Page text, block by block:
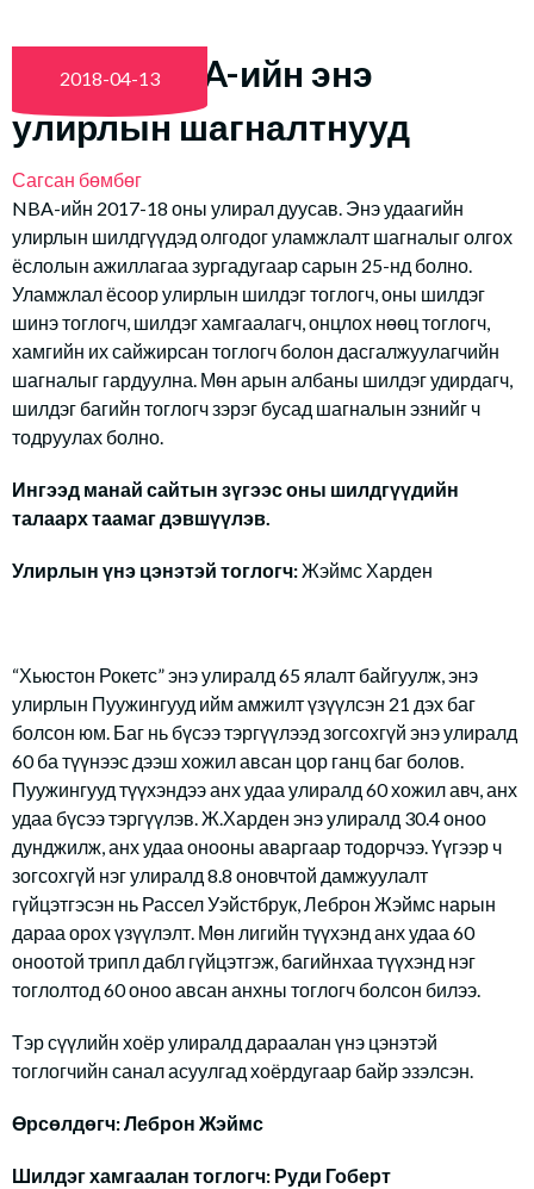
Таамаг: NBA-ийн энэ
улирлын шагналтнууд
Сагсан бөмбөг
2018-04-13
NBA-ийн 2017-18 оны улирал дуусав. Энэ удаагийн
улирлын шилдгүүдэд олгодог уламжлалт шагналыг олгох
ёслолын ажиллагаа зургадугаар сарын 25-нд болно.
Уламжлал ёсоор улирлын шилдэг тоглогч, оны шилдэг
шинэ тоглогч, шилдэг хамгаалагч, онцлох нөөц тоглогч,
хамгийн их сайжирсан тоглогч болон дасгалжуулагчийн
шагналыг гардуулна. Мөн арын албаны шилдэг удирдагч,
шилдэг багийн тоглогч зэрэг бусад шагналын эзнийг ч
тодруулах болно.
Ингээд манай сайтын зүгээс оны шилдгүүдийн
талаарх таамаг дэвшүүлэв.
Улирлын үнэ цэнэтэй тоглогч:Жэймс Харден
“Хьюстон Рокетс” энэ улиралд 65 ялалт байгуулж, энэ
улирлын Пуужингууд ийм амжилт үзүүлсэн 21 дэх баг
болсон юм. Баг нь бүсээ тэргүүлээд зогсохгүй энэ улиралд
60 ба түүнээс дээш хожил авсан цор ганц баг болов.
Пуужингууд түүхэндээ анх удаа улиралд 60 хожил авч, анх
удаа бүсээ тэргүүлэв. Ж.Харден энэ улиралд 30.4 оноо
дунджилж, анх удаа онооны аваргаар тодорчээ. Үүгээр ч
зогсохгүй нэг улиралд 8.8 оновчтой дамжуулалт
гүйцэтгэсэн нь Рассел Уэйстбрук, Леброн Жэймс нарын
дараа орох үзүүлэлт. Мөн лигийн түүхэнд анх удаа 60
оноотой трипл дабл гүйцэтгэж, багийнхаа түүхэнд нэг
тоглолтод 60 оноо авсан анхны тоглогч болсон билээ.
Тэр сүүлийн хоёр улиралд дараалан үнэ цэнэтэй
тоглогчийн санал асуулгад хоёрдугаар байр эзэлсэн.
Өрсөлдөгч: Леброн Жэймс
Шилдэг хамгаалан тоглогч: Руди Гоберт